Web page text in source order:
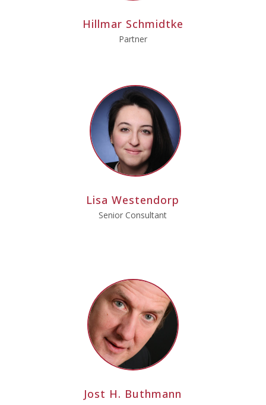
Hillmar Schmidtke
Partner
Lisa Westendorp
Senior Consultant
Jost H. Buthmann